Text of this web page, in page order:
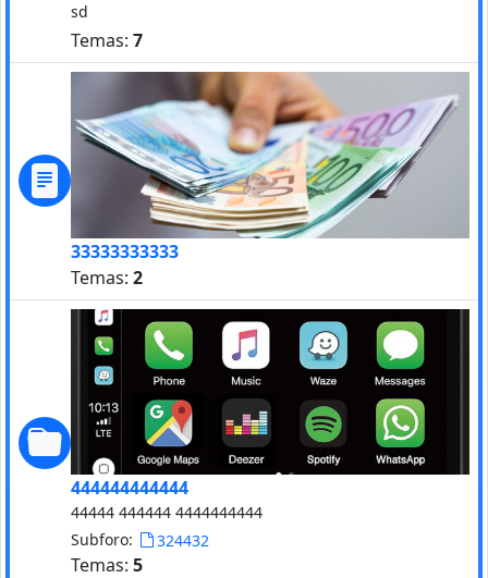
sd
Temas: 7
33333333333
Temas: 2
444444444444
44444 444444 4444444444
Subforo:
324432
Temas: 5